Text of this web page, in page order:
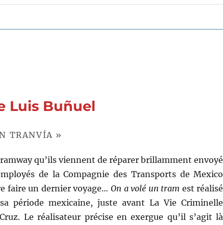
Luis Buñuel
TRANVÍA »
qu’ils viennent de réparer brillamment envoyé
de la Compagnie des Transports de Mexico
faire un dernier voyage… On a volé un tram est réalisé
période mexicaine, juste avant La Vie Criminelle
Le réalisateur précise en exergue qu’il s’agit là